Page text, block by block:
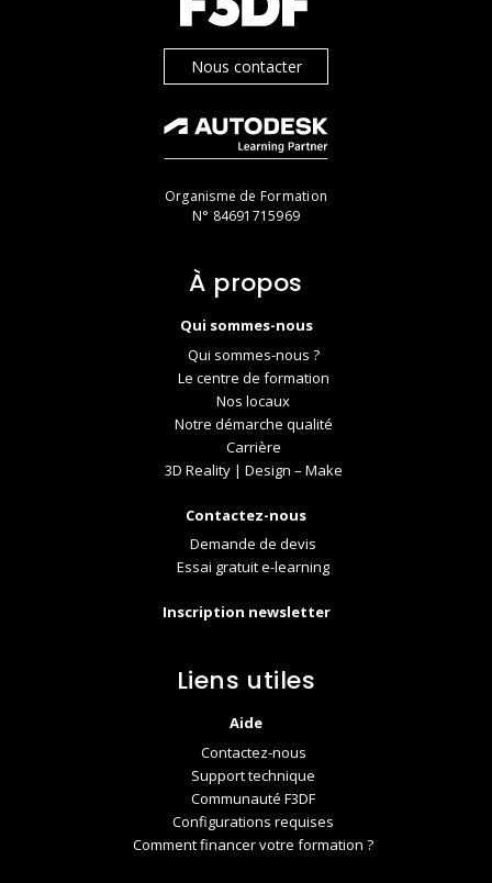
Nous contacter
Organisme de Formation
N° 84691715969
À propos
Qui sommes-nous
Qui sommes-nous ?
Le centre de formation
Nos locaux
Notre démarche qualité
Carrière
3D Reality | Design – Make
Contactez-nous
Demande de devis
Essai gratuit e-learning
Inscription newsletter
Liens utiles
Aide
Contactez-nous
Support technique
Communauté F3DF
Configurations requises
Comment financer votre formation ?